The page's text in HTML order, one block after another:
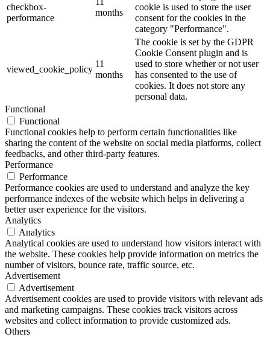
checkbox-
performance
months
cookie is used to store the user
consent for the cookies in the
category "Performance".
viewed_cookie_policy
11
months
The cookie is set by the GDPR
Cookie Consent plugin and is
used to store whether or not user
has consented to the use of
cookies. It does not store any
personal data.
Functional
Functional
Functional cookies help to perform certain functionalities like
sharing the content of the website on social media platforms, collect
feedbacks, and other third-party features.
Performance
Performance
Performance cookies are used to understand and analyze the key
performance indexes of the website which helps in delivering a
better user experience for the visitors.
Analytics
Analytics
Analytical cookies are used to understand how visitors interact with
the website. These cookies help provide information on metrics the
number of visitors, bounce rate, traffic source, etc.
Advertisement
Advertisement
Advertisement cookies are used to provide visitors with relevant ads
and marketing campaigns. These cookies track visitors across
websites and collect information to provide customized ads.
Others